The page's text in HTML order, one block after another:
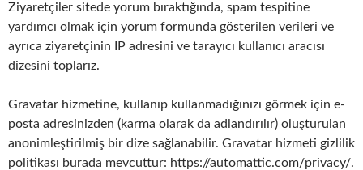
Ziyaretçiler sitede yorum bıraktığında, spam tespitine
yardımcı olmak için yorum formunda gösterilen verileri ve
ayrıca ziyaretçinin IP adresini ve tarayıcı kullanıcı aracısı
dizesini toplarız.
Gravatar hizmetine, kullanıp kullanmadığınızı görmek için e-
posta adresinizden (karma olarak da adlandırılır) oluşturulan
anonimleştirilmiş bir dize sağlanabilir. Gravatar hizmeti gizlilik
politikası burada mevcuttur: https://automattic.com/privacy/.